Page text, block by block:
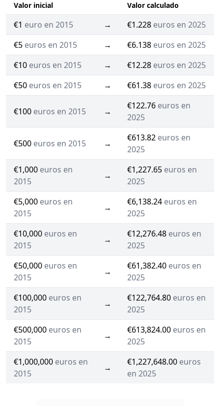
Valor inicial Valor calculado
€1 euro en 2015 → €1.228 euros en 2025
€5 euros en 2015 → €6.138 euros en 2025
€10 euros en 2015 → €12.28 euros en 2025
€50 euros en 2015 → €61.38 euros en 2025
€100 euros en 2015 →
€122.76 euros en
2025
€500 euros en 2015 →
€613.82 euros en
2025
€1,000 euros en
2015
→
€1,227.65 euros en
2025
€5,000 euros en
2015
→
€6,138.24 euros en
2025
€10,000 euros en
2015
→
€12,276.48 euros en
2025
€50,000 euros en
2015
→
€61,382.40 euros en
2025
€100,000 euros en
2015
→
€122,764.80 euros en
2025
€500,000 euros en
2015
→
€613,824.00 euros en
2025
€1,000,000 euros en
2015
→
€1,227,648.00 euros
en 2025